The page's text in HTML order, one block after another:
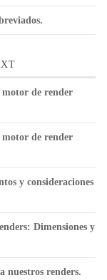
motor de render
motor de render
y consideraciones
Dimensiones y
nuestros renders.